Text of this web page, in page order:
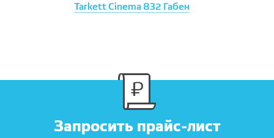
Tarkett Cinema 832 Габен
Запросить прайс-лист